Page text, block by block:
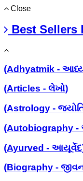
Close
Best Sellers
(Adhyatmik -
(Articles - લેખો)
(Astrology -
(Autobiography -
(Ayurved -
(Biography -